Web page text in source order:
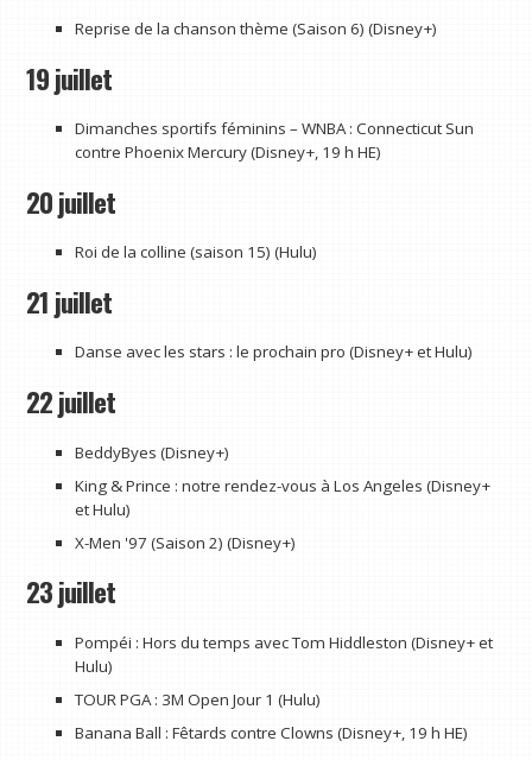
Reprise de la chanson thème (Saison 6) (Disney+)
19 juillet
Dimanches sportifs féminins – WNBA : Connecticut Sun
contre Phoenix Mercury (Disney+, 19 h HE)
20 juillet
Roi de la colline (saison 15) (Hulu)
21 juillet
Danse avec les stars : le prochain pro (Disney+ et Hulu)
22 juillet
BeddyByes (Disney+)
King & Prince : notre rendez-vous à Los Angeles (Disney+
et Hulu)
X-Men '97 (Saison 2) (Disney+)
23 juillet
Pompéi : Hors du temps avec Tom Hiddleston (Disney+ et
Hulu)
TOUR PGA : 3M Open Jour 1 (Hulu)
Banana Ball : Fêtards contre Clowns (Disney+, 19 h HE)